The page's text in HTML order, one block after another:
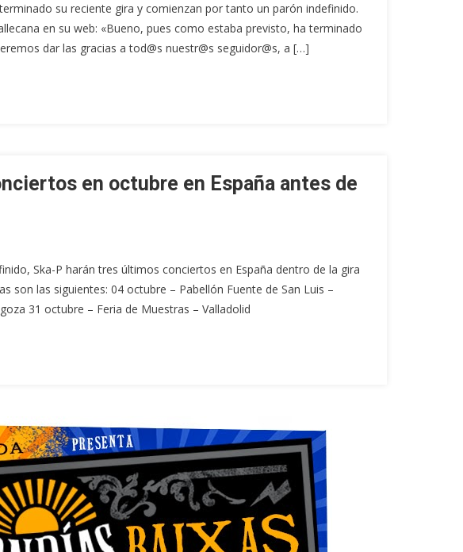
su reciente gira y comienzan por tanto un parón indefinido.
en su web: «Bueno, pues como estaba previsto, ha terminado
dar las gracias a tod@s nuestr@s seguidor@s, a […]
en octubre en España antes de
Ska-P harán tres últimos conciertos en España dentro de la gira
son las siguientes: 04 octubre – Pabellón Fuente de San Luis –
31 octubre – Feria de Muestras – Valladolid